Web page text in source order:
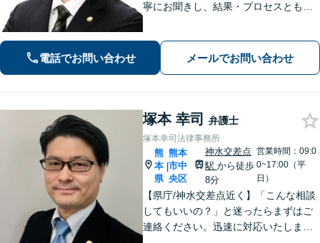
寧にお聞きし、結果・プロセスともに
電話でお問い合わせ メールでお問い合わせ
塚本 幸司 弁護士
塚本幸司法律事務所
熊
本
県
|
熊本
市中
央区
神水交差点
駅 から徒歩
8分
営業時間：09:0
0~17:00（平
日）
【県庁/神水交差点近く】「こんな相談
してもいいの？」と迷ったらまずはご
連絡ください。迅速に対応いたしま